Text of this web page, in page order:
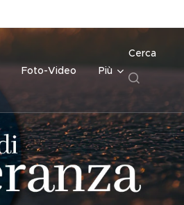
Foto-Video Più
Cerca